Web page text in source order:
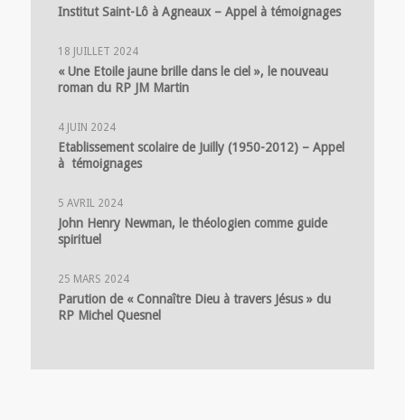
Institut Saint-Lô à Agneaux – Appel à témoignages
18 JUILLET 2024
« Une Etoile jaune brille dans le ciel », le nouveau
roman du RP JM Martin
4 JUIN 2024
Etablissement scolaire de Juilly (1950-2012) – Appel
à témoignages
5 AVRIL 2024
John Henry Newman, le théologien comme guide
spirituel
25 MARS 2024
Parution de « Connaître Dieu à travers Jésus » du
RP Michel Quesnel